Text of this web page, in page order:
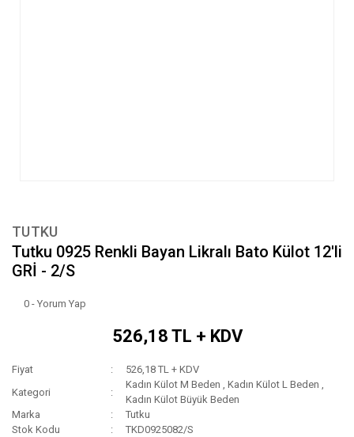
TUTKU
Tutku 0925 Renkli Bayan Likralı Bato Külot 12'li
GRİ - 2/S
0 - Yorum Yap
526,18 TL + KDV
Fiyat
526,18 TL + KDV
Kategori
Kadın Külot M Beden ,Kadın Külot L Beden ,
Kadın Külot Büyük Beden
Marka
Tutku
Stok Kodu
TKD0925082/S